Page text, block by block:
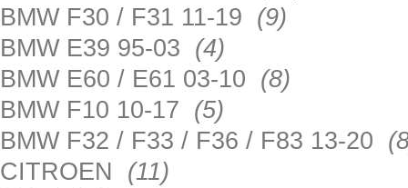
BMW F30 / F31 11-19 (9)
BMW E39 95-03 (4)
BMW E60 / E61 03-10 (8)
BMW F10 10-17 (5)
BMW F32 / F33 / F36 / F83 13-20
CITROEN (11)